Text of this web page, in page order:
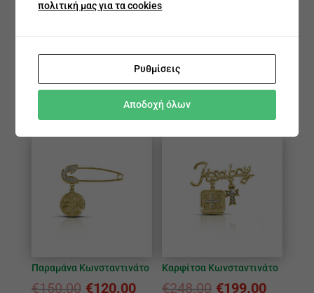
€ 169.00
Παραμάνα Κωνσταντινάτο
€161.00
Παραμάνα Κωνσταντινάτο
€150.00 €120.00
Καρφίτσα Κωνσταντινάτο
€248.00 €199.00
πολιτική μας για τα cookies
Ρυθμίσεις
Αποδοχή όλων